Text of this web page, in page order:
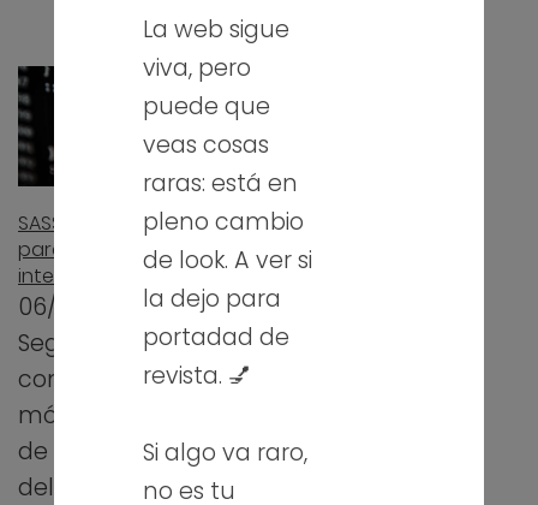
SASS – Presentación
para diseño de
interfaces web
06/03/2020
Seguimos con los
contenidos del
módulo de Diseño
de interfaces web
del ciclo de grado
Guía de estilos web –
Presentación para
Diseño de interfaces
web
25/10/2019
módulo de Diseño
La web sigue
viva, pero
puede que
veas cosas
raras: está en
pleno cambio
de look. A ver si
la dejo para
portadad de
revista. 💅
Si algo va raro,
no es tu